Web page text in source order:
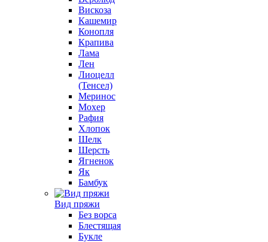
Вискоза
Кашемир
Конопля
Крапива
Лама
Лен
Лиоцелл
(Тенсел)
Меринос
Мохер
Рафия
Хлопок
Шелк
Шерсть
Ягненок
Як
Бамбук
Вид пряжи
Без ворса
Блестящая
Букле